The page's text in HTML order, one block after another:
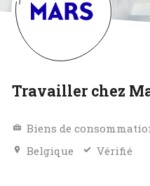
Travailler chez
Biens de
Belgique
Vérifié